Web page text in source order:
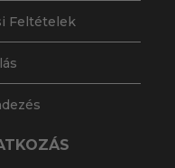
Feltételek